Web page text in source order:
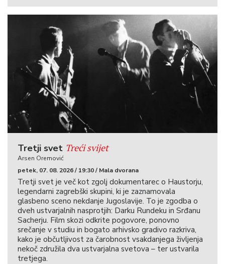
Tretji svet Treći svijet
Arsen Oremović
petek, 07. 08. 2026 / 19:30 / Mala dvorana
Tretji svet je več kot zgolj dokumentarec o Haustorju,
legendarni zagrebški skupini, ki je zaznamovala
glasbeno sceno nekdanje Jugoslavije. To je zgodba o
dveh ustvarjalnih nasprotjih: Darku Rundeku in Srđanu
Sacherju. Film skozi odkrite pogovore, ponovno
srečanje v studiu in bogato arhivsko gradivo razkriva,
kako je občutljivost za čarobnost vsakdanjega življenja
nekoč združila dva ustvarjalna svetova – ter ustvarila
tretjega.